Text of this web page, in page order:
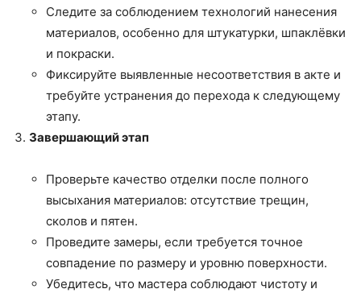
Следите за соблюдением технологий нанесения
материалов, особенно для штукатурки, шпаклёвки
и покраски.
Фиксируйте выявленные несоответствия в акте и
требуйте устранения до перехода к следующему
этапу.
Завершающий этап
Проверьте качество отделки после полного
высыхания материалов: отсутствие трещин,
сколов и пятен.
Проведите замеры, если требуется точное
совпадение по размеру и уровню поверхности.
Убедитесь, что мастера соблюдают чистоту и